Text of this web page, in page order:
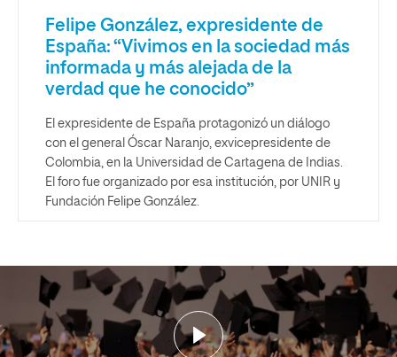
Felipe González, expresidente de
España: “Vivimos en la sociedad más
informada y más alejada de la
verdad que he conocido”
El expresidente de España protagonizó un diálogo
con el general Óscar Naranjo, exvicepresidente de
Colombia, en la Universidad de Cartagena de Indias.
El foro fue organizado por esa institución, por UNIR y
Fundación Felipe González.